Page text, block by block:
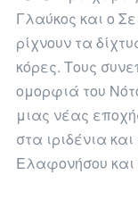
Γλαύκος και ο
ρίχνουν τα
κόρες. Τους
ομορφιά του
μιας νέας
στα ιριδένια
Ελαφονήσου και